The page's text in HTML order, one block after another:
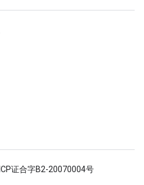
ICP证合字B2-20070004号